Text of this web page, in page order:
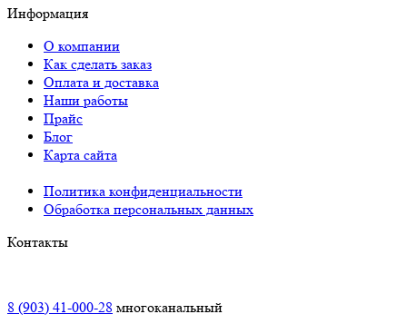
Информация
О компании
Как сделать заказ
Оплата и доставка
Наши работы
Прайс
Блог
Карта сайта
Политика конфиденциальности
Обработка персональных данных
Контакты
8 (903) 41-000-28 многоканальный